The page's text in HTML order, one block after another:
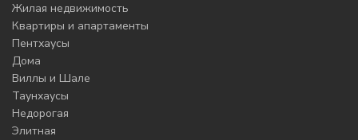
Жилая недвижимость
Квартиры и апартаменты
Пентхаусы
Дома
Виллы и Шале
Таунхаусы
Недорогая
Элитная